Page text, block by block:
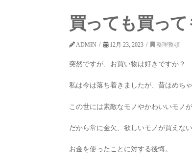
買っても買っ
ADMIN 12月 23, 2023 整理整頓
突然ですが、お買い物は好きですか？
私は今は落ち着きましたが、昔はめち
この世には素敵なモノやかわいいモノ
だから常に金欠、欲しいモノが買えない
お金を使ったことに対する後悔。